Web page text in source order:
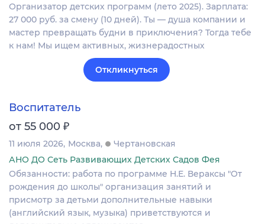
Организатор детских программ (лето 2025). Зарплата:
27 000 руб. за смену (10 дней). Ты — душа компании и
мастер превращать будни в приключения? Тогда тебе
к нам! Мы ищем активных, жизнерадостных
Откликнуться
Воспитатель
от 55 000 ₽
11 июля 2026 Москва
Чертановская
АНО ДО Сеть Развивающих Детских Садов Фея
Обязанности: работа по программе Н.Е. Вераксы "От
рождения до школы" организация занятий и
присмотр за детьми дополнительные навыки
(английский язык, музыка) приветствуются и